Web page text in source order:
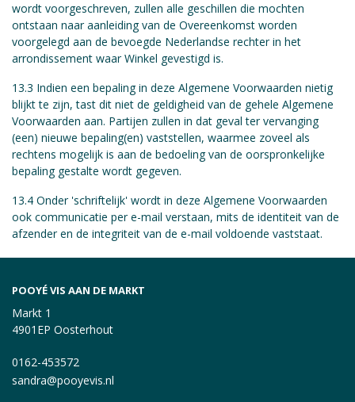
wordt voorgeschreven, zullen alle geschillen die mochten
ontstaan naar aanleiding van de Overeenkomst worden
voorgelegd aan de bevoegde Nederlandse rechter in het
arrondissement waar Winkel gevestigd is.
13.3 Indien een bepaling in deze Algemene Voorwaarden nietig
blijkt te zijn, tast dit niet de geldigheid van de gehele Algemene
Voorwaarden aan. Partijen zullen in dat geval ter vervanging
(een) nieuwe bepaling(en) vaststellen, waarmee zoveel als
rechtens mogelijk is aan de bedoeling van de oorspronkelijke
bepaling gestalte wordt gegeven.
13.4 Onder 'schriftelijk' wordt in deze Algemene Voorwaarden
ook communicatie per e-mail verstaan, mits de identiteit van de
afzender en de integriteit van de e-mail voldoende vaststaat.
POOYÉ VIS AAN DE MARKT
Markt 1
4901EP Oosterhout
0162-453572
sandra@pooyevis.nl